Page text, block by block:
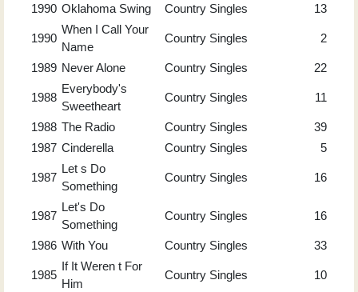
1990 Oklahoma Swing Country Singles 13
1990
When I Call Your
Name
Country Singles 2
1989 Never Alone Country Singles 22
1988
Everybody's
Sweetheart
Country Singles 11
1988 The Radio Country Singles
39
1987 Cinderella Country Singles 5
1987
Let s Do
Something
Country Singles 16
1987
Let's Do
Something
Country Singles 16
1986 With You Country Singles 33
1985
If It Weren t For
Him
Country Singles 10